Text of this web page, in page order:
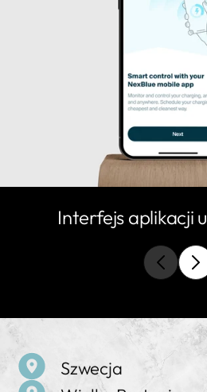
Interfejs aplikacji
Szwecja